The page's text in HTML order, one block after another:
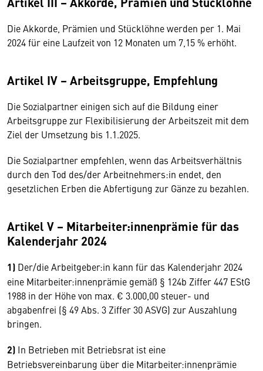
Die Akkorde, Prämien und Stücklöhne werden per 1. Mai
2024 für eine Laufzeit von 12 Monaten um 7,15 % erhöht.
Artikel IV – Arbeitsgruppe, Empfehlung
Die Sozialpartner einigen sich auf die Bildung einer
Arbeitsgruppe zur Flexibilisierung der Arbeitszeit mit dem
Ziel der Umsetzung bis 1.1.2025.
Die Sozialpartner empfehlen, wenn das Arbeitsverhältnis
durch den Tod des/der Arbeitnehmers:in endet, den
gesetzlichen Erben die Abfertigung zur Gänze zu bezahlen.
Artikel V – Mitarbeiter:innenprämie für das
Kalenderjahr 2024
1) Der/die Arbeitgeber:in kann für das Kalenderjahr 2024
eine Mitarbeiter:innenprämie gemäß § 124b Ziffer 447 EStG
1988 in der Höhe von max. € 3.000,00 steuer- und
abgabenfrei (§ 49 Abs. 3 Ziffer 30 ASVG) zur Auszahlung
bringen.
2) In Betrieben mit Betriebsrat ist eine
Betriebsvereinbarung über die Mitarbeiter:innenprämie